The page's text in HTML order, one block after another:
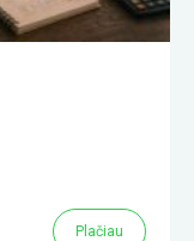
Plačiau